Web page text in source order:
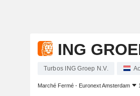
ING
Turbos ING Groep N.V.
Marché Fermé - Euronext Amsterdam